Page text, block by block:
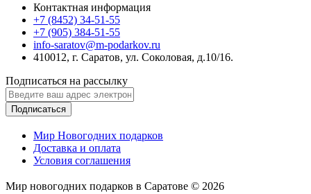
Контактная информация
+7 (8452) 34-51-55
+7 (905) 384-51-55
info-saratov@m-podarkov.ru
410012, г. Саратов, ул. Соколовая, д.10/16.
Подписаться на рассылку
Подписаться
Мир Новогодних подарков
Доставка и оплата
Условия соглашения
Мир новогодних подарков в Саратове © 2026